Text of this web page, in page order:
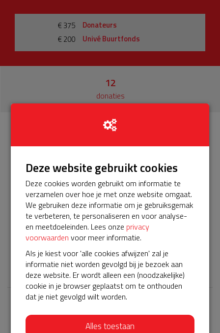
€ 375
Donateurs
€ 200
Univé Buurtfonds
12
donaties
Het servicepakket van onze BuurtAED verloopt bijna en
moet worden verlengd, zodat onze AED gebruiksklaar
blijft. Dankzij het Univé Buurtfonds hoeven we maar €375
in te zamelen in plaats van de normale €575. Voor dat
bedrag zijn we weer 5 jaar verzekerd van nieuwe
elektroden en (heel belangrijk) nieuwe accu's!
Help je mee? Doneer voor ons servicepakket!
𝕏
Laatste donaties
Bekijk alle
Deze website gebruikt cookies
Deze cookies worden gebruikt om informatie te
verzamelen over hoe je met onze website omgaat.
We gebruiken deze informatie om je gebruiksgemak
te verbeteren, te personaliseren en voor analyse-
en meetdoeleinden. Lees onze privacy
voorwaarden voor meer informatie.
Als je kiest voor 'alle cookies afwijzen' zal je
informatie niet worden gevolgd bij je bezoek aan
deze website. Er wordt alleen een (noodzakelijke)
cookie in je browser geplaatst om te onthouden
dat je niet gevolgd wilt worden.
Alles toestaan